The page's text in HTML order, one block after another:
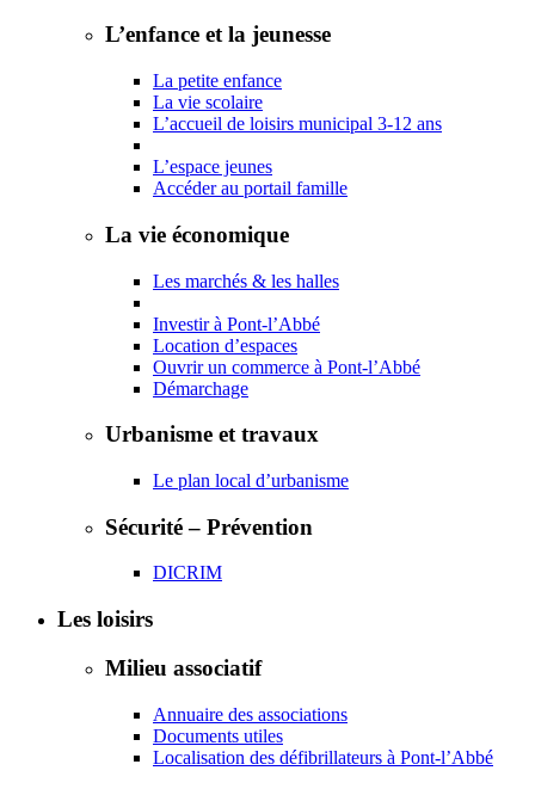
L’enfance et la jeunesse
La petite enfance
La vie scolaire
L’accueil de loisirs municipal 3-12 ans
L’espace jeunes
Accéder au portail famille
La vie économique
Les marchés & les halles
Investir à Pont-l’Abbé
Location d’espaces
Ouvrir un commerce à Pont-l’Abbé
Démarchage
Urbanisme et travaux
Le plan local d’urbanisme
Sécurité – Prévention
DICRIM
Les loisirs
Milieu associatif
Annuaire des associations
Documents utiles
Localisation des défibrillateurs à Pont-l’Abbé